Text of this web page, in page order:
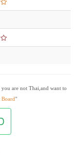
are not Thai,and want to
"